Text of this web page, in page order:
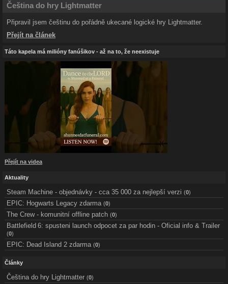
Čeština do hry Lightmatter
Připravil jsem češtinu do pořádně ukecané logické hry Lightmatter.
Přejít na článek
Táto kapela má milióny fanúšikov - až na to, že neexistuje
Přejít na videa
Aktuality
Steam Machine - objednávky - cca 35 000 za nejlepší verzi (0)
EPIC: Hogwarts Legacy zdarma (0)
The Crew - komunitní offline patch (0)
Battlefield 6: spusteni launch odpocet za par hodin - Oficial info & Trailer
(0)
EPIC: Dead Island 2 zdarma (0)
Články
Čeština do hry Lightmatter (0)